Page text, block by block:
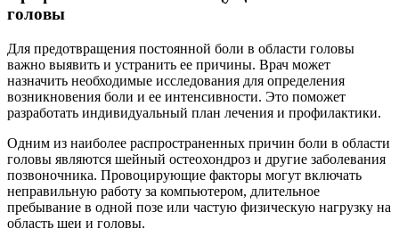
головы
Для предотвращения постоянной боли в области головы
важно выявить и устранить ее причины. Врач может
назначить необходимые исследования для определения
возникновения боли и ее интенсивности. Это поможет
разработать индивидуальный план лечения и профилактики.
Одним из наиболее распространенных причин боли в области
головы являются шейный остеохондроз и другие заболевания
позвоночника. Провоцирующие факторы могут включать
неправильную работу за компьютером, длительное
пребывание в одной позе или частую физическую нагрузку на
область шеи и головы.